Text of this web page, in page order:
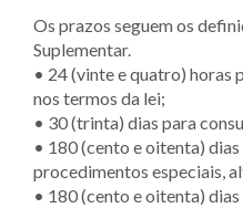
Os prazos seguem os
Suplementar.
• 24 (vinte e quatro) horas
nos termos da lei;
• 30 (trinta) dias para
• 180 (cento e oitenta) dias
procedimentos especiais,
• 180 (cento e oitenta)